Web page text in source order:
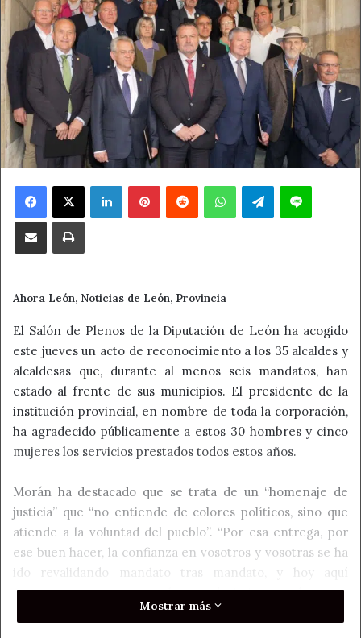
Facebook
X LinkedInPinterestReddit WhatsAppTelegramLine
Compartir por correo electrónicoImprimir
Ahora León, Noticias de León, Provincia
El Salón de Plenos de la Diputación de León ha acogido
este jueves un acto de reconocimiento a los 35 alcaldes y
alcaldesas que, durante al menos seis mandatos, han
estado al frente de sus municipios. El presidente de la
institución provincial, en nombre de toda la corporación,
ha agradecido públicamente a estos 30 hombres y cinco
mujeres los servicios prestados todos estos años.
Morán ha destacado que se trata de un “homenaje de
justicia” que “no entiende de colores políticos, sino que
atiende a la voluntad del pueblo”. “Por esa entrega, por
ese buen hacer, la confianza en vosotros y vosotras se ha
ido revalidando mandato tras mandato, y hoy aquí
queremos mostraros el agradecimiento de esta
corporación”, ha expresado.Mostrar más